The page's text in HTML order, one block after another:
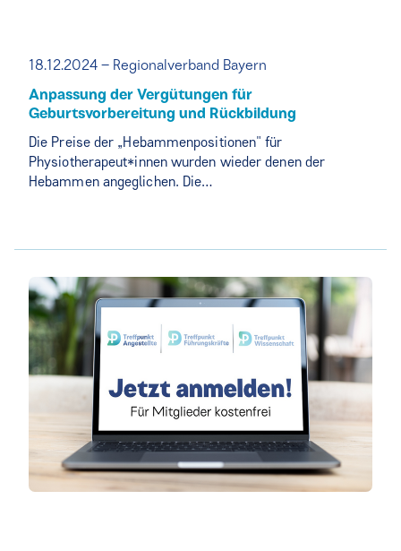
18.12.2024 – Regionalverband Bayern
Anpassung der Vergütungen für
Geburtsvorbereitung und Rückbildung
Die Preise der „Hebammenpositionen" für
Physiotherapeut*innen wurden wieder denen der
Hebammen angeglichen. Die…